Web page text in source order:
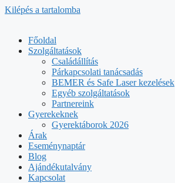
Kilépés a tartalomba
Főoldal
Szolgáltatások
Családállítás
Párkapcsolati tanácsadás
BEMER és Safe Laser kezelések
Egyéb szolgáltatások
Partnereink
Gyerekeknek
Gyerektáborok 2026
Árak
Eseménynaptár
Blog
Ajándékutalvány
Kapcsolat